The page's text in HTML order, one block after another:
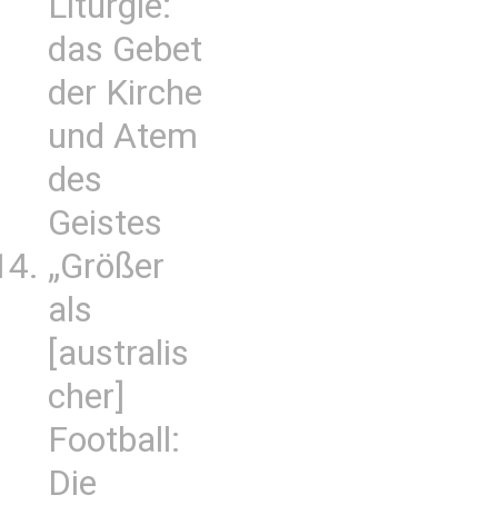
das Gebet
der Kirche
und Atem
des
Geistes
„Größer
als
[australis
cher]
Football:
Die